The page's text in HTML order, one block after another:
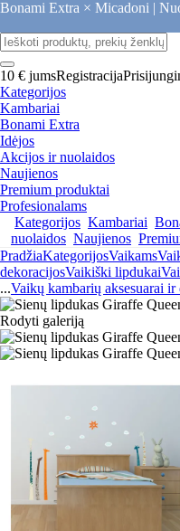
Bonami Extra × Micadoni |
10 € jumsRegistracija
Kategorijos
Kambariai
Bonami Extra
Idėjos
Akcijos ir nuolaidos
Naujienos
Premium produktai
Profesionalams
Kategorijos Kambariai
nuolaidos Naujienos
PradžiaKategorijosVaikams
dekoracijosVaikiški lipdukai
...Vaikų kambarių aksesuarai ir
Rodyti galeriją